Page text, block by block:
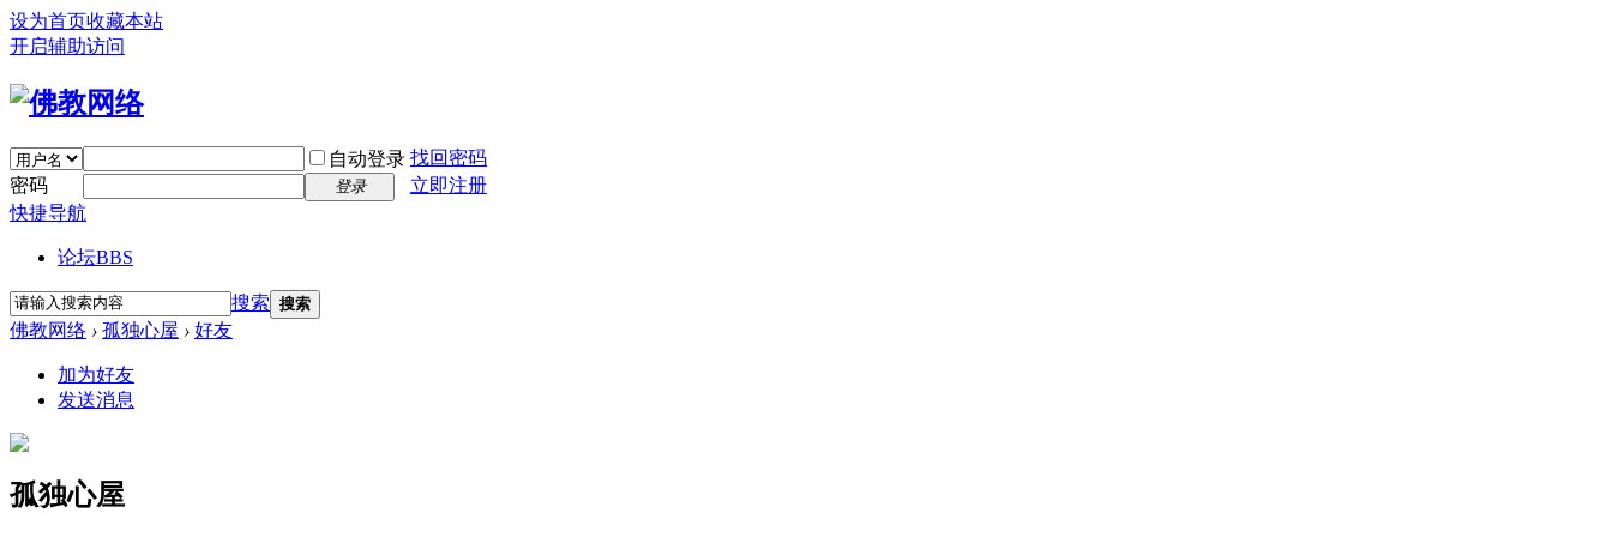
设为首页收藏本站
开启辅助访问
自动登录 找回密码
密码
登录
立即注册
快捷导航
论坛BBS
搜索 搜索
佛教网络 › 孤独心屋 › 好友
加为好友
发送消息
孤独心屋